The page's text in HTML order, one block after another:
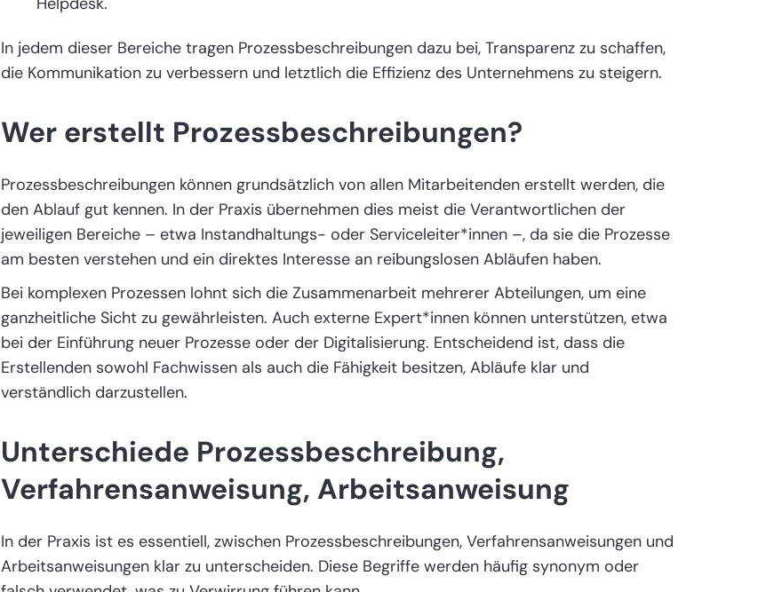
In jedem dieser Bereiche tragen Prozessbeschreibungen dazu bei, Transparenz zu schaffen,
die Kommunikation zu verbessern und letztlich die Effizienz des Unternehmens zu steigern.
Wer erstellt Prozessbeschreibungen?
Prozessbeschreibungen können grundsätzlich von allen Mitarbeitenden erstellt werden, die
den Ablauf gut kennen. In der Praxis übernehmen dies meist die Verantwortlichen der
jeweiligen Bereiche – etwa Instandhaltungs- oder Serviceleiter*innen –, da sie die Prozesse
am besten verstehen und ein direktes Interesse an reibungslosen Abläufen haben.
Bei komplexen Prozessen lohnt sich die Zusammenarbeit mehrerer Abteilungen, um eine
ganzheitliche Sicht zu gewährleisten. Auch externe Expert*innen können unterstützen, etwa
bei der Einführung neuer Prozesse oder der Digitalisierung. Entscheidend ist, dass die
Erstellenden sowohl Fachwissen als auch die Fähigkeit besitzen, Abläufe klar und
verständlich darzustellen.
Unterschiede Prozessbeschreibung,
Verfahrensanweisung, Arbeitsanweisung
In der Praxis ist es essentiell, zwischen Prozessbeschreibungen, Verfahrensanweisungen und
Arbeitsanweisungen klar zu unterscheiden. Diese Begriffe werden häufig synonym oder